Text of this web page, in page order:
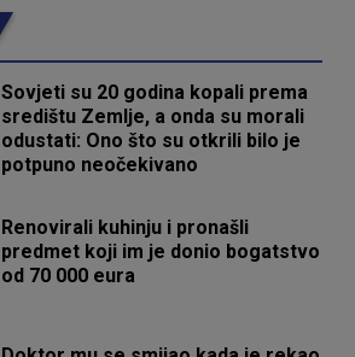
Sovjeti su 20 godina kopali prema
središtu Zemlje, a onda su morali
odustati: Ono što su otkrili bilo je
potpuno neočekivano
Renovirali kuhinju i pronašli
predmet koji im je donio bogatstvo
od 70 000 eura